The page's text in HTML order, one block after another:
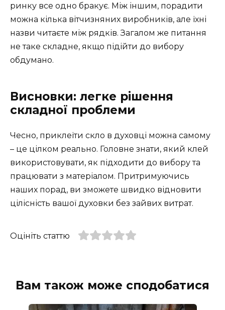
ринку все одно бракує. Між іншим, порадити
можна кілька вітчизняних виробників, але їхні
назви читаєте між рядків. Загалом же питання
не таке складне, якщо підійти до вибору
обдумано.
Висновки: легке рішення
складної проблеми
Чесно, приклеїти скло в духовці можна самому
– це цілком реально. Головне знати, який клей
використовувати, як підходити до вибору та
працювати з матеріалом. Притримуючись
наших порад, ви зможете швидко відновити
цілісність вашої духовки без зайвих витрат.
Оцініть статтю
Вам також може сподобатися